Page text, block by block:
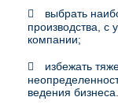
выбрать
производства, с
компании;
избежать
ведения бизнеса.